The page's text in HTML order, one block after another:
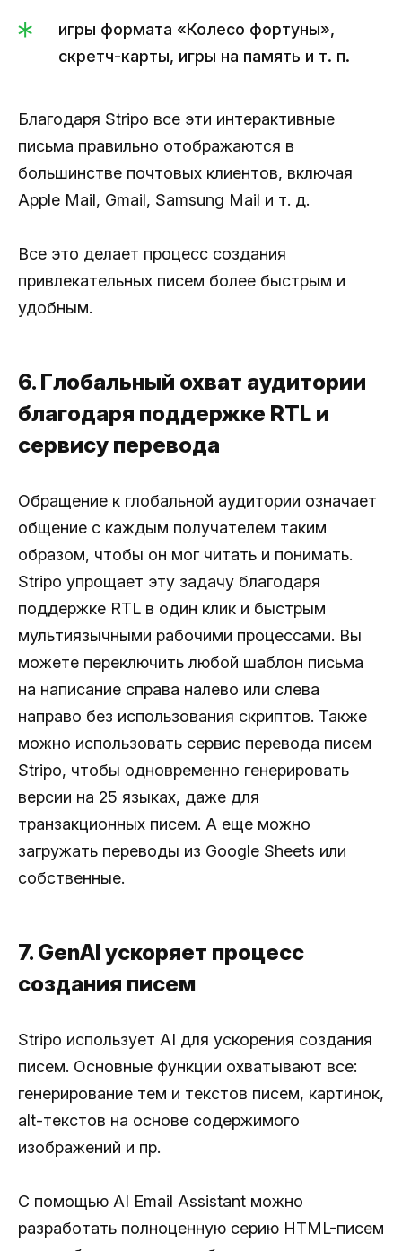
игры формата «Колесо фортуны»,
скретч-карты, игры на память и т. п.
Благодаря Stripo все эти интерактивные
письма правильно отображаются в
большинстве почтовых клиентов, включая
Apple Mail, Gmail, Samsung Mail и т. д.
Все это делает процесс создания
привлекательных писем более быстрым и
удобным.
6. Глобальный охват аудитории
благодаря поддержке RTL и
сервису перевода
Обращение к глобальной аудитории означает
общение с каждым получателем таким
образом, чтобы он мог читать и понимать.
Stripo упрощает эту задачу благодаря
поддержке RTL в один клик и быстрым
мультиязычными рабочими процессами. Вы
можете переключить любой шаблон письма
на написание справа налево или слева
направо без использования скриптов. Также
можно использовать сервис перевода писем
Stripo, чтобы одновременно генерировать
версии на 25 языках, даже для
транзакционных писем. А еще можно
загружать переводы из Google Sheets или
собственные.
7. GenAI ускоряет процесс
создания писем
Stripo использует AI для ускорения создания
писем. Основные функции охватывают все:
генерирование тем и текстов писем, картинок,
alt-текстов на основе содержимого
изображений и пр.
С помощью AI Email Assistant можно
разработать полноценную серию HTML-писем